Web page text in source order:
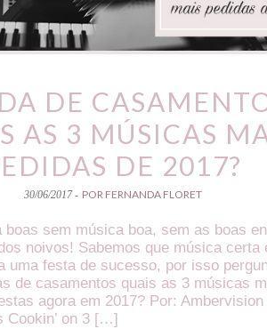
DE
AS 3 MÚSICAS
DE 2017?
30/06/2017 - POR FERNANDA FLORET
boas sem música boa, sem as boas
noivos! Sabemos que música certa
uma festa de sucesso, por isso
de casamentos quais as 3 músicas
agora em 2017? Por:
Cookin’ on 3 […]